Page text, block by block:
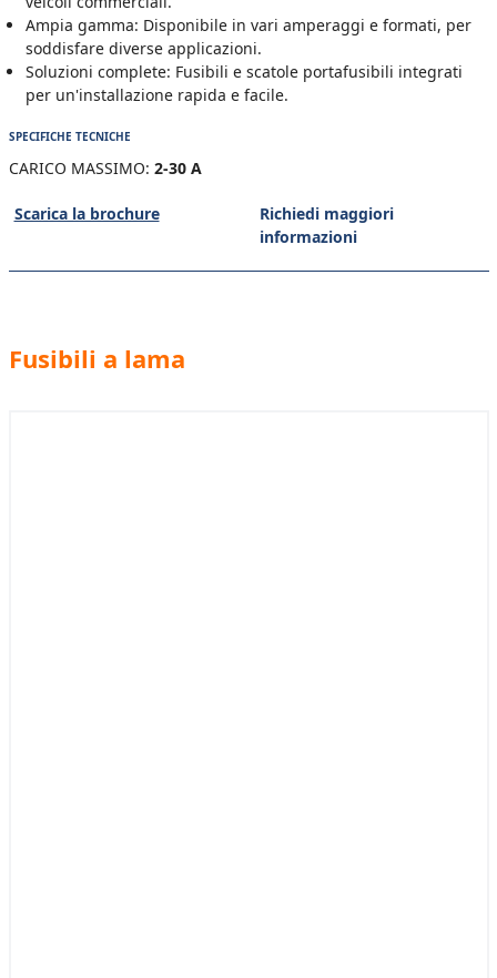
Ampia gamma: Disponibile in vari amperaggi e formati, per
soddisfare diverse applicazioni.
Soluzioni complete: Fusibili e scatole portafusibili integrati
per un'installazione rapida e facile.
SPECIFICHE TECNICHE
CARICO MASSIMO: 2-30 A
Scarica la brochure
Richiedi maggiori
informazioni
Fusibili a lama